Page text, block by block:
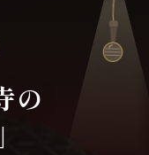
の
」